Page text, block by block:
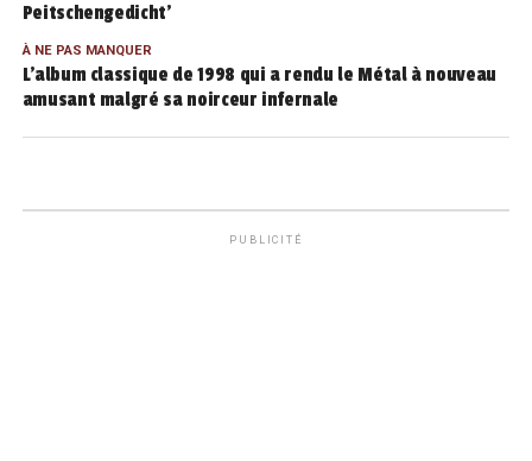
Peitschengedicht’
À NE PAS MANQUER
L’album classique de 1998 qui a rendu le Métal à nouveau
amusant malgré sa noirceur infernale
PUBLICITÉ